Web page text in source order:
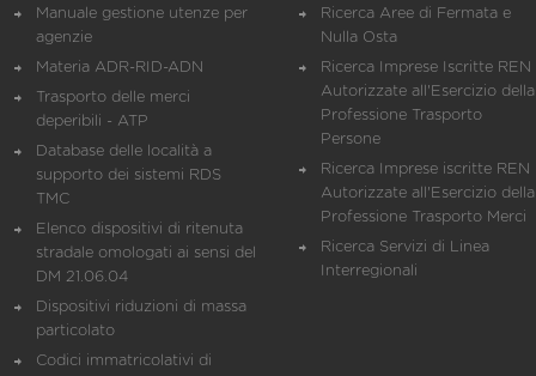
Manuale gestione utenze per
agenzie
Materia ADR-RID-ADN
Trasporto delle merci
deperibili - ATP
Database delle località a
supporto dei sistemi RDS
TMC
Elenco dispositivi di ritenuta
stradale omologati ai sensi del
DM 21.06.04
Dispositivi riduzioni di massa
particolato
Codici immatricolativi di
Ricerca Aree di Fermata e
Nulla Osta
Ricerca Imprese Iscritte REN
Autorizzate all'Esercizio della
Professione Trasporto
Persone
Ricerca Imprese iscritte REN
Autorizzate all'Esercizio della
Professione Trasporto Merci
Ricerca Servizi di Linea
Interregionali